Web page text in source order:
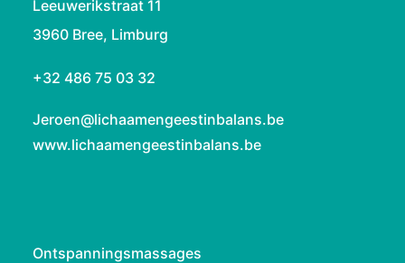
Leeuwerikstraat 11
3960 Bree, Limburg
+32 486 75 03 32
Jeroen@lichaamengeestinbalans.be
www.lichaamengeestinbalans.be
Ontspanningsmassages